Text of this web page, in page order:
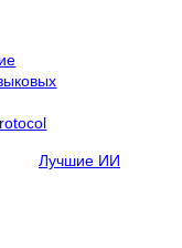
Лучшие ИИ